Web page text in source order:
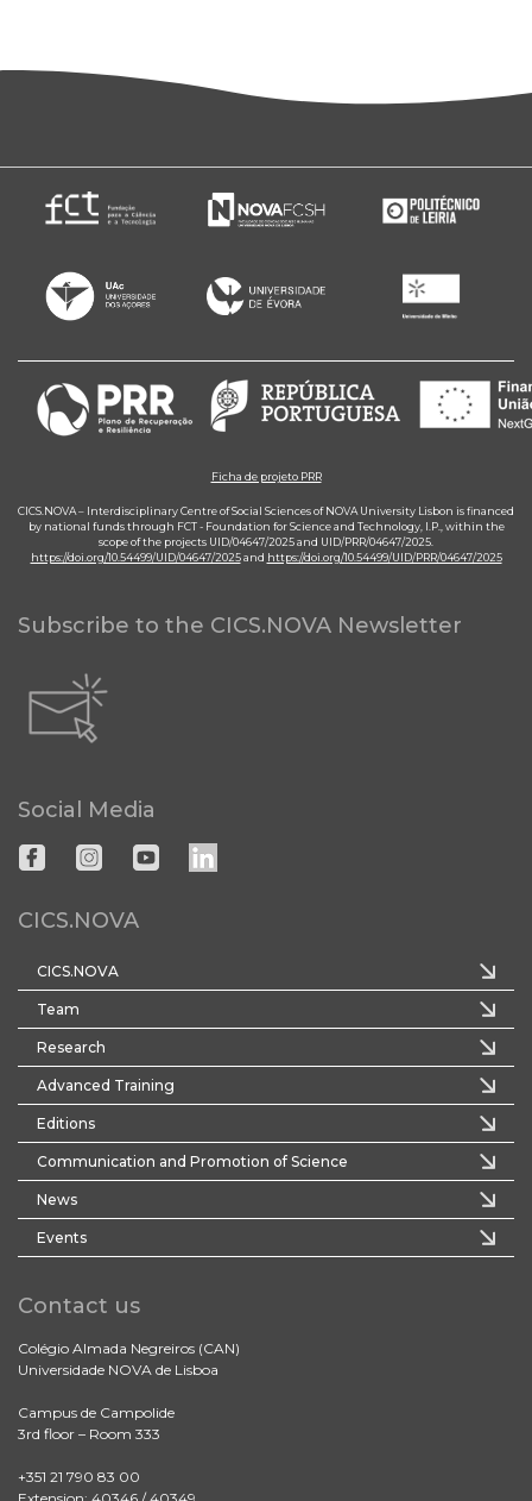
Ficha de projeto PRR
CICS.NOVA – Interdisciplinary Centre of Social Sciences of NOVA University Lisbon is financed
by national funds through FCT - Foundation for Science and Technology, I.P., within the
scope of the projects UID/04647/2025 and UID/PRR/04647/2025.
https://doi.org/10.54499/UID/04647/2025and https://doi.org/10.54499/UID/PRR/04647/2025
Subscribe to the CICS.NOVA Newsletter
Social Media
CICS.NOVA
CICS.NOVA
Team
Research
Advanced Training
Editions
Communication and Promotion of Science
News
Events
Contact us
Colégio Almada Negreiros (CAN)
Universidade NOVA de Lisboa
Campus de Campolide
3rd floor – Room 333
+351 21 790 83 00